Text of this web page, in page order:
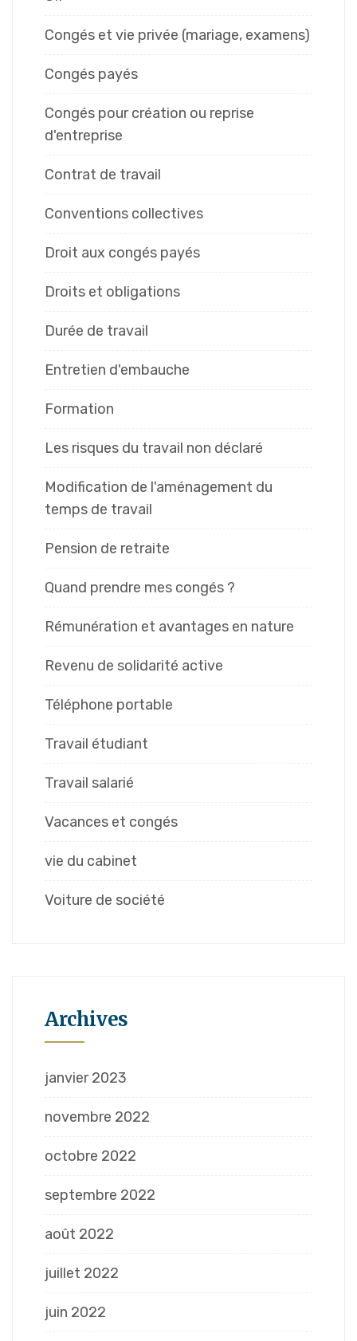
Congés et vie privée (mariage, examens)
Congés payés
Congés pour création ou reprise
d'entreprise
Contrat de travail
Conventions collectives
Droit aux congés payés
Droits et obligations
Durée de travail
Entretien d'embauche
Formation
Les risques du travail non déclaré
Modification de l'aménagement du
temps de travail
Pension de retraite
Quand prendre mes congés ?
Rémunération et avantages en nature
Revenu de solidarité active
Téléphone portable
Travail étudiant
Travail salarié
Vacances et congés
vie du cabinet
Voiture de société
Archives
janvier 2023
novembre 2022
octobre 2022
septembre 2022
août 2022
juillet 2022
juin 2022